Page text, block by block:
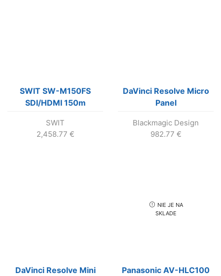
SWIT SW-M150FS
SDI/HDMI 150m
SWIT
2,458.77 €
DaVinci Resolve Micro
Panel
Blackmagic Design
982.77 €
DaVinci Resolve Mini
NIE JE NA
SKLADE
Panasonic AV-HLC100